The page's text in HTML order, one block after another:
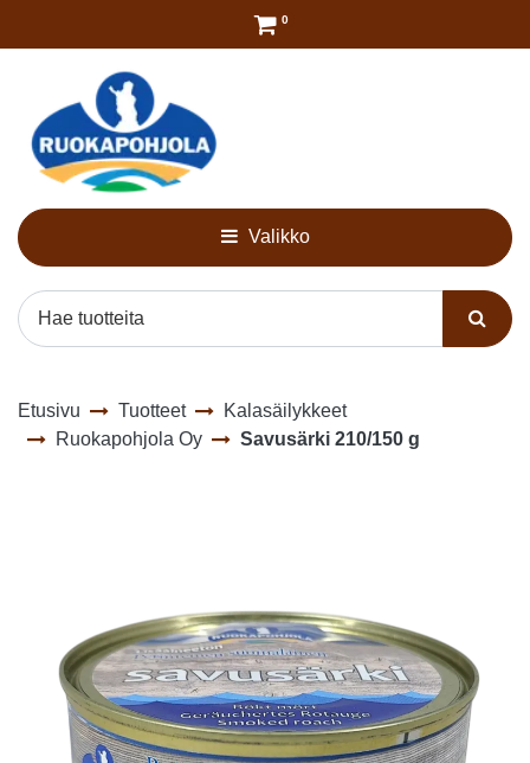
0
Valikko
Etusivu Tuotteet
Kalasäilykkeet
Ruokapohjola Oy
Savusärki 210/150 g